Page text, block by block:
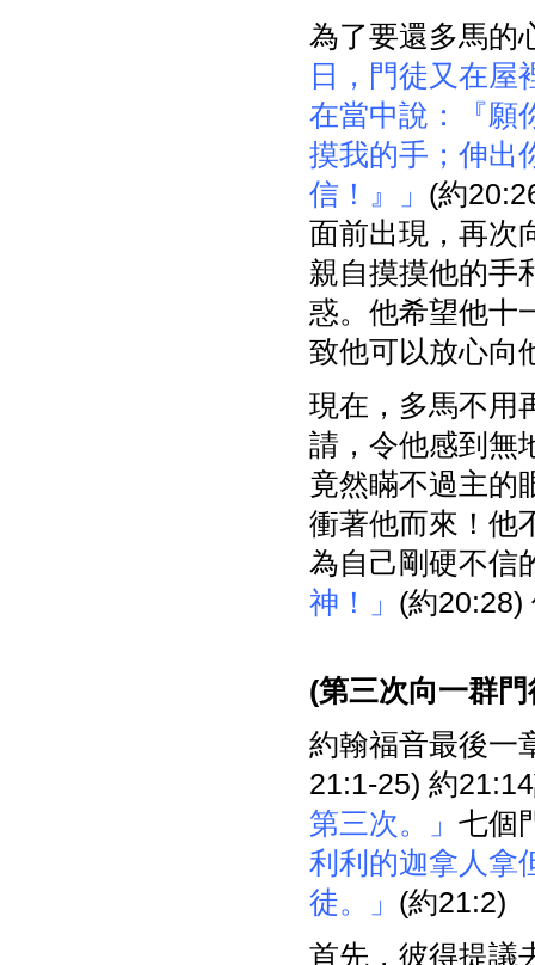
為了要還多馬的
日，門徒又在屋
在當中說：『願
摸我的手；伸出
信！』」 (約
面前出現，再次
親自摸摸他的手
惑。他希望他十
致他可以放心向
現在，多馬不用
請，令他感到無
竟然瞞不過主的
衝著他而來！他
為自己剛硬不信
神！」 (約20:28)
(第三次向一群
約翰福音最後一
21:1-25) 約
第三次。」 七個
利利的迦拿人拿
徒。」 (約21:2)
首先，彼得提議